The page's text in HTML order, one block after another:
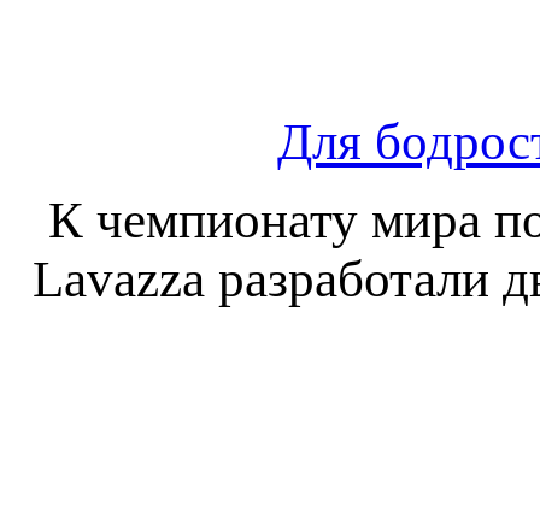
Для
К чемпионату мира
Lavazza разработали